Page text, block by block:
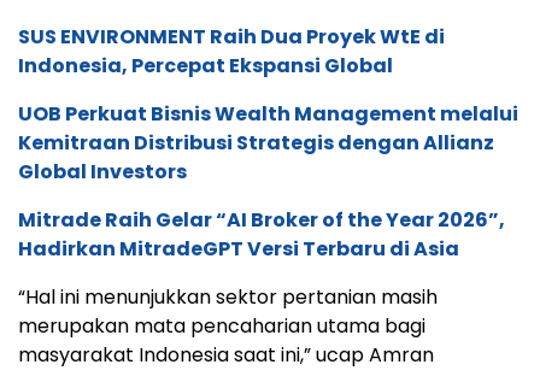
SUS ENVIRONMENT Raih Dua Proyek WtE di
Indonesia, Percepat Ekspansi Global
UOB Perkuat Bisnis Wealth Management melalui
Kemitraan Distribusi Strategis dengan Allianz
Global Investors
Mitrade Raih Gelar “AI Broker of the Year 2026”,
Hadirkan MitradeGPT Versi Terbaru di Asia
“Hal ini menunjukkan sektor pertanian masih
merupakan mata pencaharian utama bagi
masyarakat Indonesia saat ini,” ucap Amran